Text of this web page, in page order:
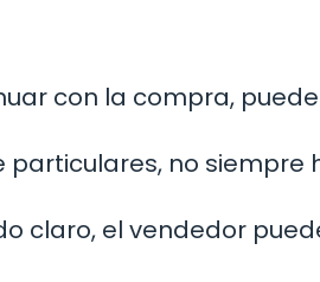
con la compra, puede
no siempre
claro, el vendedor